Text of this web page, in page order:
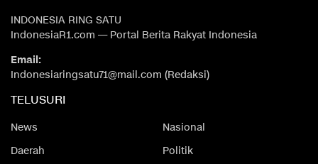
INDONESIA RING SATU
IndonesiaR1.com — Portal Berita Rakyat Indonesia
Email:
Indonesiaringsatu71@mail.com (Redaksi)
TELUSURI
News
Nasional
Daerah
Politik